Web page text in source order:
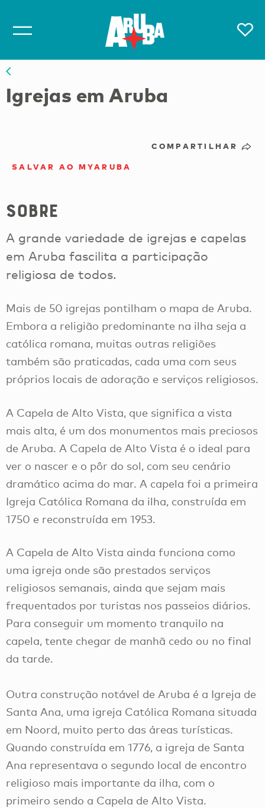
Igrejas em Aruba
COMPARTILHAR
SALVAR AO MYARUBA
Sobre
A grande variedade de igrejas e capelas
em Aruba fascilita a participação
religiosa de todos.
Mais de 50 igrejas pontilham o mapa de Aruba.
Embora a religião predominante na ilha seja a
católica romana, muitas outras religiões
também são praticadas, cada uma com seus
próprios locais de adoração e serviços religiosos.
A Capela de Alto Vista, que significa a vista
mais alta, é um dos monumentos mais preciosos
de Aruba. A Capela de Alto Vista é o ideal para
ver o nascer e o pôr do sol, com seu cenário
dramático acima do mar. A capela foi a primeira
Igreja Católica Romana da ilha, construída em
1750 e reconstruída em 1953.
A Capela de Alto Vista ainda funciona como
uma igreja onde são prestados serviços
religiosos semanais, ainda que sejam mais
frequentados por turistas nos passeios diários.
Para conseguir um momento tranquilo na
capela, tente chegar de manhã cedo ou no final
da tarde.
Outra construção notável de Aruba é a Igreja de
Santa Ana, uma igreja Católica Romana situada
em Noord, muito perto das áreas turísticas.
Quando construída em 1776, a igreja de Santa
Ana representava o segundo local de encontro
religioso mais importante da ilha, com o
primeiro sendo a Capela de Alto Vista.